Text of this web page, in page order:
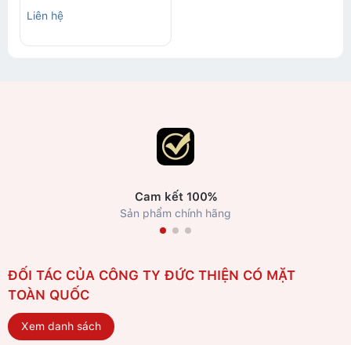
Liên hệ
Cam kết 100%
Sản phẩm chính hãng
ĐỐI TÁC CỦA CÔNG TY ĐỨC THIỆN CÓ MẶT
TOÀN QUỐC
Xem danh sách